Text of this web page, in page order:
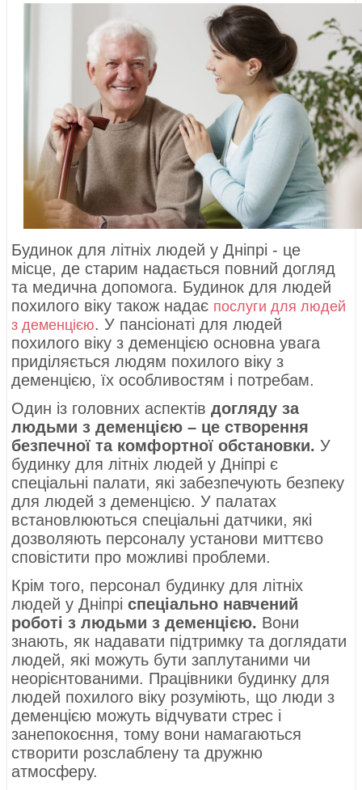
Будинок для літніх людей у ​​Дніпрі - це
місце, де старим надається повний догляд
та медична допомога. Будинок для людей
похилого віку також надає послуги для людей
з деменцією. У пансіонаті для людей
похилого віку з деменцією основна увага
приділяється людям похилого віку з
деменцією, їх особливостям і потребам.
Один із головних аспектівдогляду за
людьми з деменцією – це створення
безпечної та комфортної обстановки. У
будинку для літніх людей у ​​Дніпрі є
спеціальні палати, які забезпечують безпеку
для людей з деменцією. У палатах
встановлюються спеціальні датчики, які
дозволяють персоналу установи миттєво
сповістити про можливі проблеми.
Крім того, персонал будинку для літніх
людей у ​​Дніпріспеціально навчений
роботі з людьми з деменцією. Вони
знають, як надавати підтримку та доглядати
людей, які можуть бути заплутаними чи
неорієнтованими. Працівники будинку для
людей похилого віку розуміють, що люди з
деменцією можуть відчувати стрес і
занепокоєння, тому вони намагаються
створити розслаблену та дружню
атмосферу.